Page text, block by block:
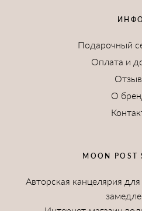
ИНФО
Подарочный
Оплата и
О
MOON POST
Авторская канцелярия